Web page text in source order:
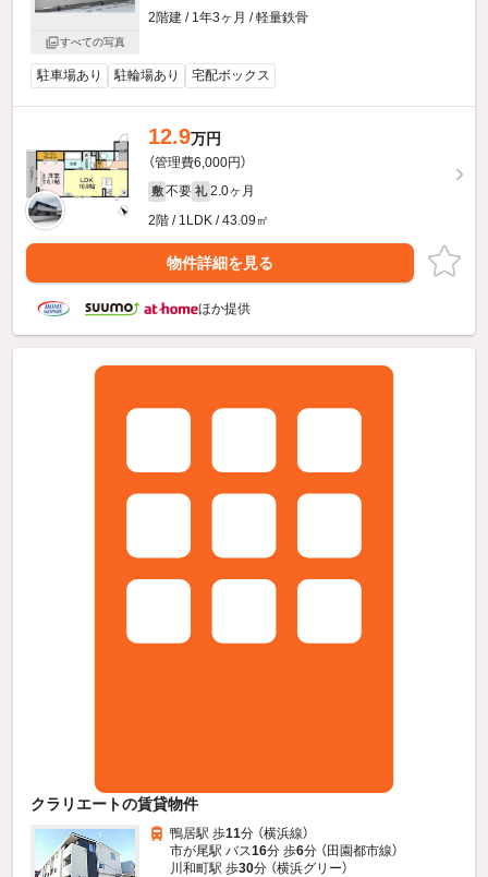
すべての写真
2階建 / 1年3ヶ月 / 軽量鉄骨
駐車場あり 駐輪場あり 宅配ボックス
12.9万円
（管理費6,000円）
敷 不要 礼 2.0ヶ月
2階 / 1LDK / 43.09㎡
物件詳細を見る
ほか提供
クラリエートの賃貸物件
鴨居駅 歩11分 （横浜線）
市が尾駅 バス16分 歩6分 （田園都市線）
川和町駅 歩30分 （横浜グリー）